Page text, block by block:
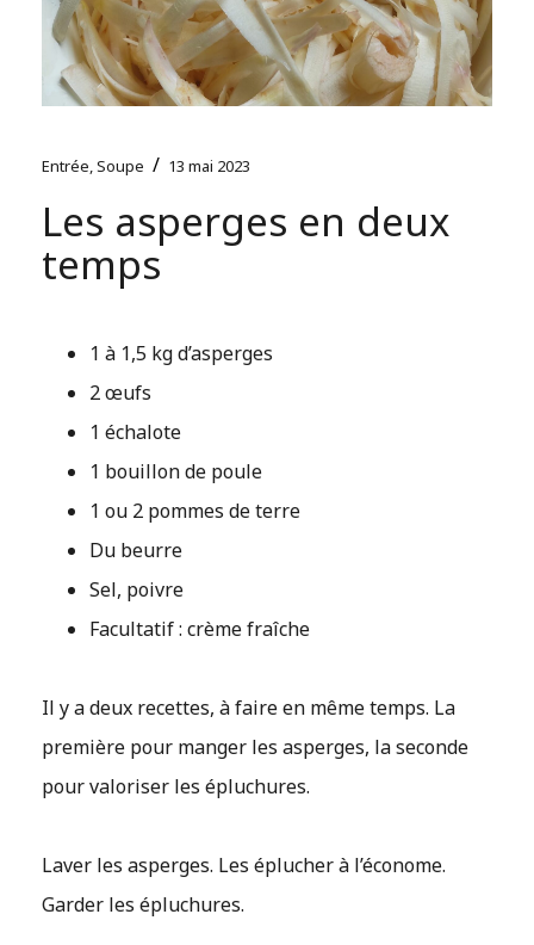
Entrée,Soupe / 13 mai 2023
Les asperges en deux
temps
1 à 1,5 kg d’asperges
2 œufs
1 échalote
1 bouillon de poule
1 ou 2 pommes de terre
Du beurre
Sel, poivre
Facultatif : crème fraîche
Il y a deux recettes, à faire en même temps. La
première pour manger les asperges, la seconde
pour valoriser les épluchures.
Laver les asperges. Les éplucher à l’économe.
Garder les épluchures.